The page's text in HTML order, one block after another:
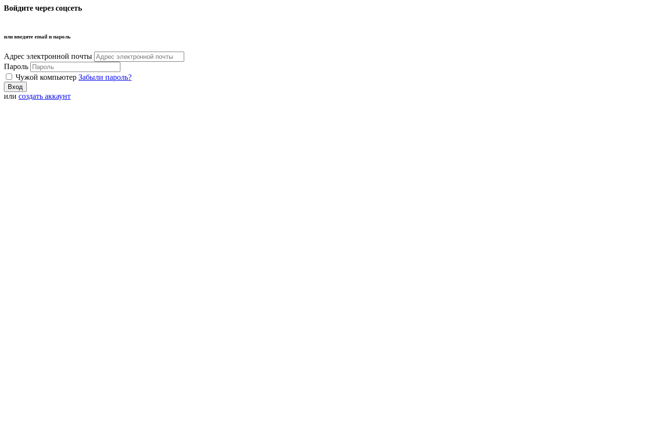
Войдите через соцсеть
или введите email и пароль
Адрес электронной почты
Пароль
Чужой компьютер Забыли пароль?
или создать аккаунт